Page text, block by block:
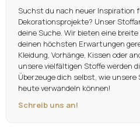
Suchst du nach neuer Inspiration
Dekorationsprojekte? Unser
deine Suche. Wir bieten eine
deinen höchsten Erwartungen
Kleidung, Vorhänge, Kissen oder
unsere vielfältigen Stoffe werden
Überzeuge dich selbst, wie
heute verwandeln können!
Schreib uns an!